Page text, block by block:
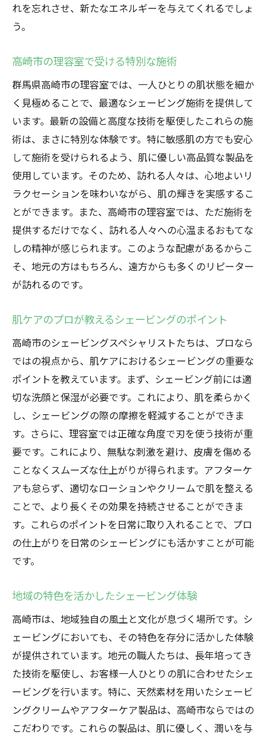
れを忘れさせ、新たなエネルギーを与えてくれるでしょ
う。
高崎市の理容室で受ける特別な施術
群馬県高崎市の理容室では、一人ひとりの肌状態を細か
く見極めることで、最適なシェービング施術を提供して
います。最新の設備と高度な技術を駆使したこれらの施
術は、まさに特別な体験です。特に敏感肌の方でも安心
して施術を受けられるよう、肌に優しい高品質な製品を
使用しています。そのため、訪れる人々は、心地よいリ
ラクセーションを味わいながら、肌の輝きを実感するこ
とができます。また、高崎市の理容室では、ただ施術を
提供するだけでなく、訪れる人々への心温まるおもてな
しの精神が感じられます。このような配慮があるからこ
そ、地元の方はもちろん、遠方からも多くのリピーター
が訪れるのです。
肌ケアのプロが教えるシェービングのポイント
高崎市のシェービングスペシャリストたちは、プロなら
ではの視点から、肌ケアにおけるシェービングの重要な
ポイントを教えています。まず、シェービング前には適
切な洗顔と保湿が必要です。これにより、肌を柔らかく
し、シェービングの際の摩擦を軽減することができま
す。さらに、理容室では正確な角度で刃を使う技術が重
要です。これにより、無駄な刺激を避け、皮膚を傷める
ことなくスムーズな仕上がりが得られます。アフターケ
アも怠らず、適切なローションやクリームで肌を整える
ことで、より長くその効果を持続させることができま
す。これらのポイントを日常に取り入れることで、プロ
の仕上がりを日常のシェービングにも活かすことが可能
です。
地域の特色を活かしたシェービング体験
高崎市は、地域独自の風土と文化が息づく場所です。シ
ェービングにおいても、その特色を存分に活かした体験
が提供されています。地元の職人たちは、長年培ってき
た技術を駆使し、お客様一人ひとりの肌に合わせたシェ
ービングを行います。特に、天然素材を用いたシェービ
ングクリームやアフターケア製品は、高崎市ならではの
こだわりです。これらの製品は、肌に優しく、潤いを与